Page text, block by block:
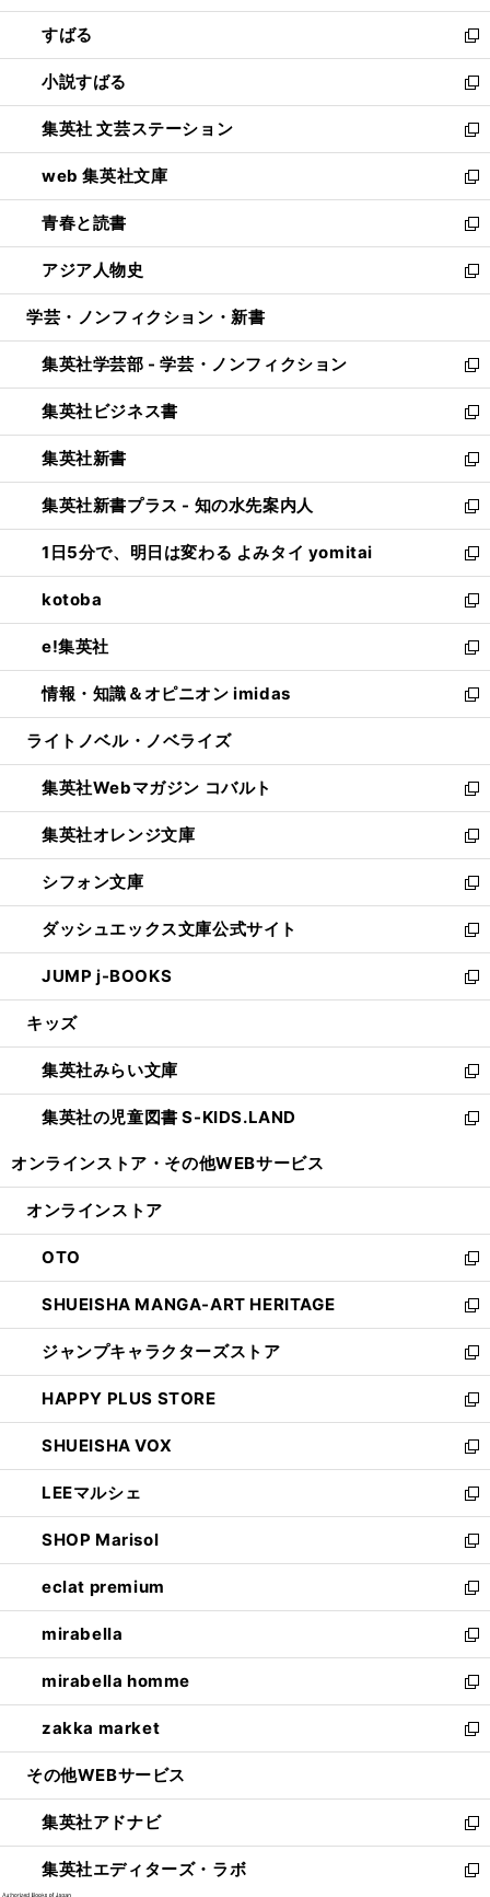
開
く
ウ
で
開
く
ン
ド
ウ
で
開
く
すばる
新
し
い
ウ
ィ
ン
ド
ウ
で
開
く
小説すばる
新
し
い
ウ
ィ
ン
ド
ウ
で
開
集英社 文芸ステーション
新
し
い
ウ
ィ
ン
ド
ウ
開
く
web 集英社文庫
新
し
い
ウ
ィ
ン
ウ
で
開
く
青春と読書
新
し
い
ウ
ン
ド
ウ
で
開
く
アジア人物史
新
し
ウ
ィ
ン
ド
ウ
で
開
く
学芸・ノンフィクション・新書
集英社学芸部 - 学芸・ノンフィクション
新
し
い
ウ
ィ
ン
ド
ウ
で
開
く
集英社ビジネス書
新
し
い
ウ
ィ
ン
ド
ウ
で
開
く
集英社新書
新
し
い
ウ
ィ
ン
ド
ウ
で
開
く
集英社新書プラス - 知の水先案内人
新
し
い
ウ
ィ
ン
ド
ウ
で
開
1日5分で、明日は変わる よみタイ yomitai
新
し
い
ウ
ィ
ン
ド
ウ
開
く
kotoba
新
し
い
ウ
ィ
ン
ウ
で
開
く
e!集英社
新
し
い
ウ
ン
ド
ウ
で
開
く
情報・知識＆オピニオン imidas
新
し
ウ
ィ
ン
ド
ウ
で
開
く
ライトノベル・ノベライズ
集英社Webマガジン コバルト
新
し
い
ウ
ィ
ン
ド
ウ
で
開
集英社オレンジ文庫
新
し
い
ウ
ィ
ン
ド
ウ
開
く
シフォン文庫
新
し
い
ウ
ィ
ン
ウ
で
開
く
ダッシュエックス文庫公式サイト
新
し
い
ウ
ン
ド
ウ
で
JUMP j-BOOKS
新
し
ウ
ィ
ン
ド
開
キッズ
集英社みらい文庫
新
し
い
ン
ウ
で
開
く
集英社の児童図書 S-KIDS.LAND
新
ウ
ン
ド
ウ
で
開
く
オンラインストア・ その他WEBサービス
オンラインストア
OTO
新
し
い
ウ
ィ
ン
ド
ウ
で
開
く
SHUEISHA MANGA-ART HERITAGE
新
し
い
ウ
ィ
ン
ド
ウ
で
開
く
ジャンプキャラクターズストア
新
し
い
ウ
ィ
ン
ド
ウ
で
開
く
HAPPY PLUS STORE
新
し
い
ウ
ィ
ン
ド
ウ
で
開
く
SHUEISHA VOX
新
し
い
ウ
ィ
ン
ド
ウ
で
開
く
LEEマルシェ
新
し
い
ウ
ィ
ン
ド
ウ
で
開
く
SHOP Marisol
新
し
い
ウ
ィ
ン
ド
ウ
で
開
eclat premium
新
し
い
ウ
ィ
ン
ド
ウ
開
く
mirabella
新
し
い
ウ
ィ
ン
ウ
で
開
く
mirabella homme
新
し
い
ウ
ン
ド
ウ
で
zakka market
新
し
ウ
ィ
ン
ド
その他WEBサービス
集英社アドナビ
新
し
い
集英社エディターズ・ラボ
新